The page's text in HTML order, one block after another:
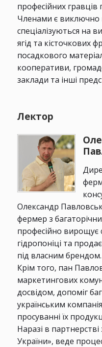
професійних
Членами є
спеціалізуються на
ягід та кісточкових
посадкового
кооперативи,
заклади та інші
Лектор
Олександр
фермер з
професійно вирощує
гідропоніці та
під власним брендом.
Крім того, пан
маркетингових
досвідом, допоміг
українським
просуванні їх
Наразі в
України», веде